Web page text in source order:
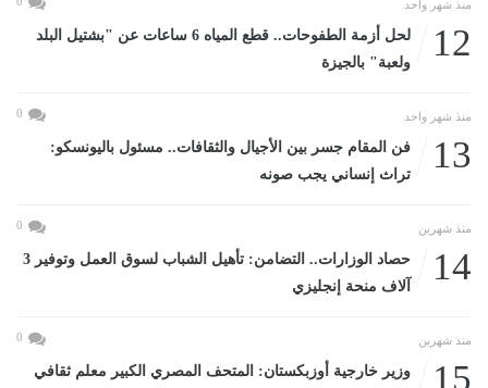
منذ شهر واحد
12
لحل أزمة الطفوحات.. قطع المياه 6 ساعات عن "بشتيل البلد
ولعبة" بالجيزة
منذ شهر واحد 0
13
فن المقام جسر بين الأجيال والثقافات.. مسئول باليونسكو:
تراث إنساني يجب صونه
منذ شهرين 0
14
حصاد الوزارات.. التضامن: تأهيل الشباب لسوق العمل وتوفير 3
آلاف منحة إنجليزي
منذ شهرين 0
15 وزير خارجية أوزبكستان: المتحف المصري الكبير معلم ثقافي